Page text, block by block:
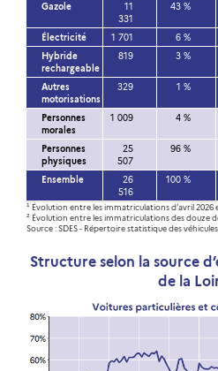
Gazole
11
331
43 %
Électricité
1 701 6 %
Hybride
rechargeable
819 3 %
Autres
motorisations
329 1 %
Personnes
morales
1 009 4 %
Personnes
physiques
25
507
96 %
Ensemble
26
516
100 %
¹ Évolution entre les immatriculations d’avril 2026
² Évolution entre les immatriculations des douze
Source : SDES - Répertoire statistique des
Structure selon la source
de la